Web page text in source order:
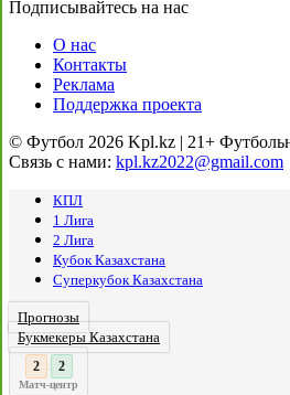
Подписывайтесь на нас
О нас
Контакты
Реклама
Поддержка проекта
© Футбол 2026 Kpl.kz | 21+
Связь с нами: kpl.kz2022@gmail.com
КПЛ
1 Лига
2 Лига
Кубок Казахстана
Суперкубок Казахстана
Прогнозы
Букмекеры Казахстана
3
:
Матч-центр